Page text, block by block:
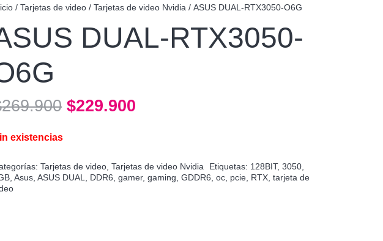
/Tarjetas de video /Tarjetas de video Nvidia / ASUS DUAL-RTX3050-O6G
DUAL-RTX3050-
269.900 El
$269.900.
$229.900
$229.900.
existencias
Tarjetas de video ,Tarjetas de video Nvidia Etiquetas: 128BIT, 3050
,Asus ,ASUS DUAL DDR6 ,gamer,gaming ,GDDR6 ,oc pcie RTX ,tarjeta de